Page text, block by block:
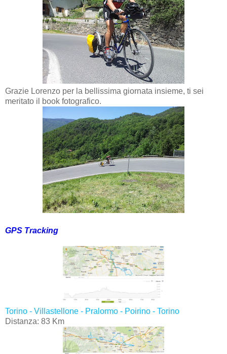
Grazie Lorenzo per la bellissima giornata insieme, ti sei
meritato il book fotografico.
GPS Tracking
Torino - Villastellone - Pralormo - Poirino - Torino
Distanza: 83 Km